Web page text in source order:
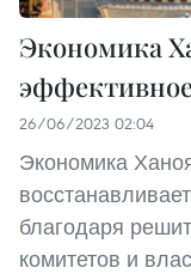
Экономика
26/06/2023 02:04
Экономика
благодаря
комитетов и